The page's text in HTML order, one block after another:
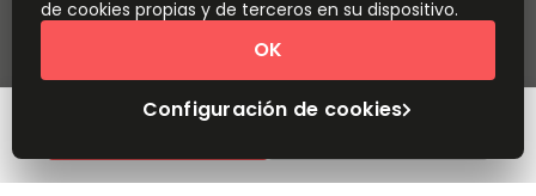
Declaración sobre la esclavitud moderna
Acerca de
Copyright © 2026 Easy Offices. Todos los derechos
reservados.
de cookies propias y de terceros en su dispositivo.
Configuración de cookies
OK